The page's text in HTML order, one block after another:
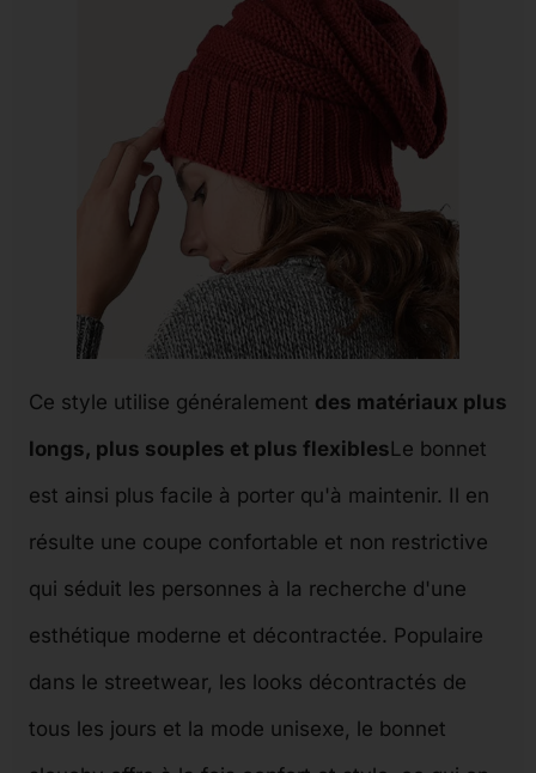
Ce style utilise généralement des matériaux plus
longs, plus souples et plus flexiblesLe bonnet
est ainsi plus facile à porter qu'à maintenir. Il en
résulte une coupe confortable et non restrictive
qui séduit les personnes à la recherche d'une
esthétique moderne et décontractée. Populaire
dans le streetwear, les looks décontractés de
tous les jours et la mode unisexe, le bonnet